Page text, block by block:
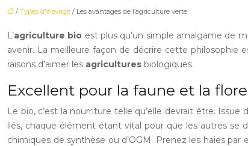
/ Types d'élevage / Les avantages de l’agriculture verte
L’agriculture bio est plus qu’un simple amalgame de
avenir. La meilleure façon de décrire cette philosophie
raisons d’aimer les agricultures biologiques.
Excellent pour la faune et la flore
Le bio, c’est la nourriture telle qu’elle devrait être. Issue
liés, chaque élément étant vital pour que les autres se
chimiques de synthèse ou d’OGM. Prenez les haies